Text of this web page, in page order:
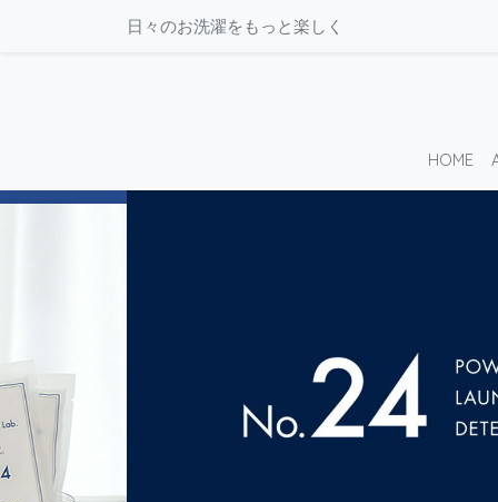
日々のお洗濯をもっと楽しく
HOME